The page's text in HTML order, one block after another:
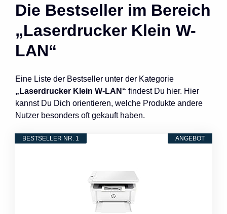
Die Bestseller im Bereich
„Laserdrucker Klein W-
LAN“
Eine Liste der Bestseller unter der Kategorie
„Laserdrucker Klein W-LAN“ findest Du hier. Hier
kannst Du Dich orientieren, welche Produkte andere
Nutzer besonders oft gekauft haben.
ANGEBOT
BESTSELLER NR. 1